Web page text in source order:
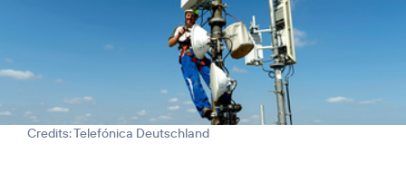
Credits: Telefónica Deutschland